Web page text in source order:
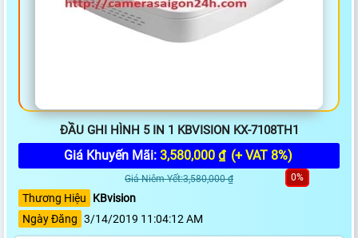
ĐẦU GHI HÌNH 5 IN 1 KBVISION KX-7108TH1
Giá Khuyến Mãi: 3,580,000 ₫ (+ VAT 8%)
Giá Niêm Yết:3,580,000 ₫ 0%
Thương Hiệu
KBvision
Ngày Đăng 3/14/2019 11:04:12 AM